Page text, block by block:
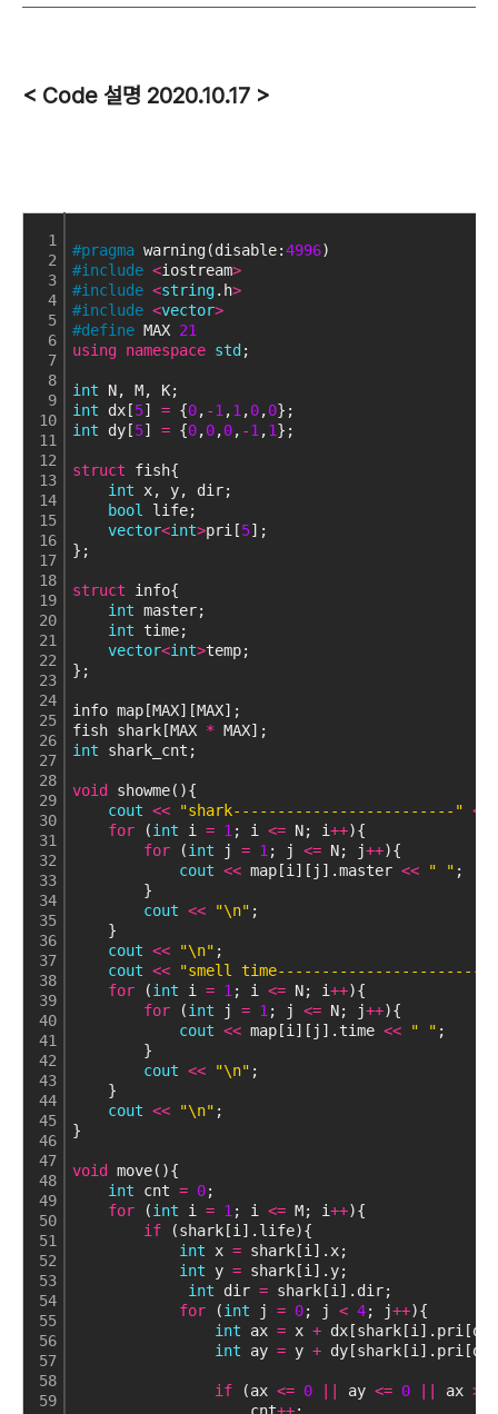
< Code 설명 2020.10.17 >
1
2
3
4
5
6
7
8
9
10
11
12
13
14
15
16
17
18
19
20
21
22
23
24
25
26
27
28
29
30
31
32
33
34
35
36
37
38
39
40
41
42
43
44
45
46
47
48
49
50
51
52
53
54
55
56
57
58
59
#pragma warning(disable:4996)
#include <iostream>
#include <string.h>
#include <vector>
#define MAX 21
using namespace std ;
int N, M, K;
int dx[5] = {0, -1 ,1 ,0,0};
int dy[5] = {0,0,0, -1 ,1};
struct fish{
int x, y, dir;
bool
life;
vector<int>pri[5];
};
struct info{
int master;
int time;
vector<int>temp;
};
info map[MAX][MAX];
fish shark[MAX * MAX];
int shark_cnt;
void
showme(){
cout << "shark-------------------------" <
for (int i = 1 ; i <= N; i++){
for (int j = 1 ; j <= N; j++){
cout << map[i][j].master << " " ;
}
cout << "\n" ;
}
cout << "\n" ;
cout <<
"smell
for (int i = 1 ; i <= N; i++){
for (int j = 1 ; j <= N; j++){
cout << map[i][j].time << " " ;
}
cout << "\n" ;
}
cout << "\n" ;
}
void
move(){
int cnt = 0;
for (int i = 1 ; i <= M; i++){
if (shark[i].life){
int x = shark[i].x;
int y = shark[i].y;
int dir = shark[i].dir;
for (int j = 0; j < 4; j++){
int ax = x +
int ay = y +
if (ax <= 0 ay <= 0 ax >